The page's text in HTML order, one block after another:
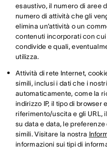
esaustivo, il numero di aree
numero di attività che gli
elimina un’attività o un
contenuti incorporati con
condivide e quali,
utilizza.
Attività di rete Internet,
simili, inclusi i dati che i
automaticamente, come la
indirizzo IP, il tipo di browser
riferimento/uscita e gli URL,
su data e data, le
simili. Visitare la nostra
informazioni sui tipi di